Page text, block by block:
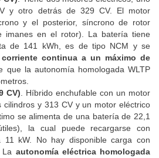
y otro detrás de 329 CV. El motor
y el posterior, síncrono de rotor
imanes en el rotor). La batería tiene
de 141 kWh, es de tipo NCM y se
corriente continua a un máximo de
que la autonomía homologada WLTP
CV) . Híbrido enchufable con un motor
cilindros y 313 CV y un motor eléctrico
se alimenta de una batería de 22,1
la cual puede recargarse con
11 kW. No hay disponible carga con
La autonomía eléctrica homologada